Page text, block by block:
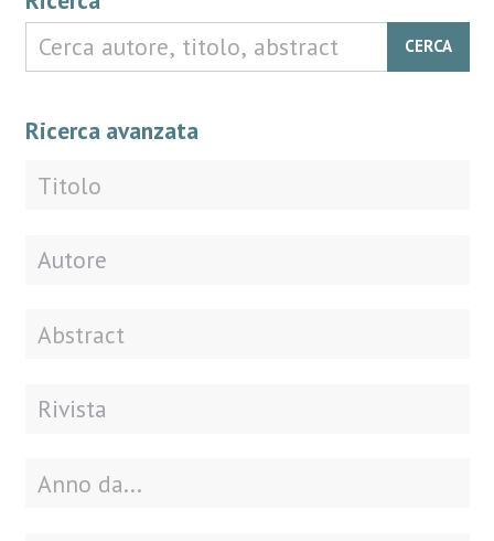
CERCA
Ricerca avanzata